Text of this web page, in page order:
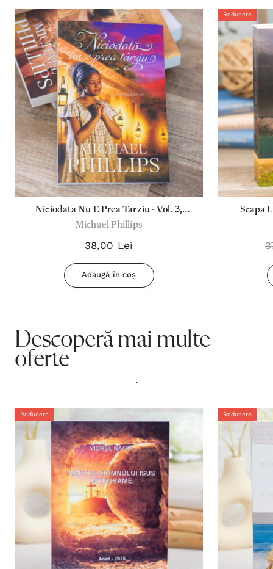
Niciodata Nu E Prea Tarziu - Vol. 3,
Seria "Verisoarele Din Carolina"
Michael Phillips
38,00 Lei
Adaugă în coș
Reducere
Scapa
Descoperă mai multe
oferte
.
Reducere Reducere